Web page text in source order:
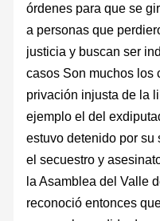
órdenes para que se
a personas que
justicia y buscan ser
casos Son muchos los
privación injusta de la
ejemplo el del
estuvo detenido por
el secuestro y
la Asamblea del Valle
reconoció entonces